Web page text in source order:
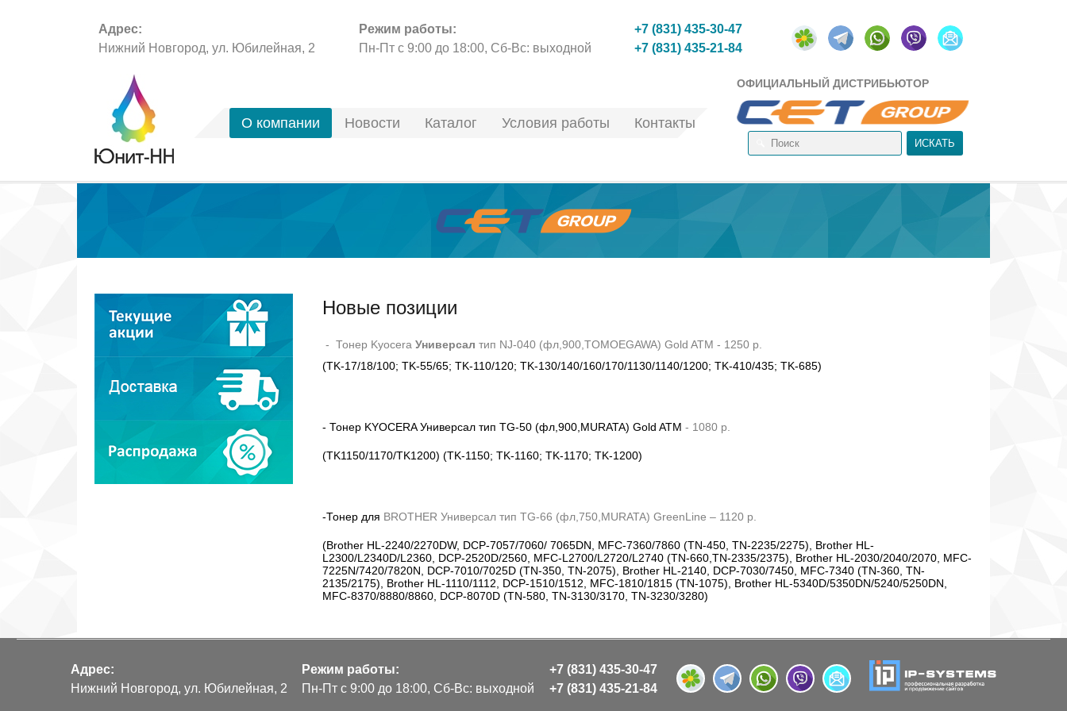
Адрес:
Нижний Новгород, ул. Юбилейная, 2
Режим работы:
Пн-Пт с 9:00 до 18:00, Сб-Вс: выходной
+7 (831) 435-30-47
+7 (831) 435-21-84
О компании Новости Каталог Условия работы Контакты
ОФИЦИАЛЬНЫЙ ДИСТРИБЬЮТОР
Новые позиции
- Тонер Kyocera Универсал тип NJ-040 (фл,900,TOMOEGAWA) Gold ATM - 1250 р.
(TK-17/18/100; TK-55/65; TK-110/120; TK-130/140/160/170/1130/1140/1200; TK-410/435; TK-685)
- Тонер KYOCERA Универсал тип TG-50 (фл,900,MURATA) Gold ATM - 1080 р.
(TK1150/1170/TK1200) (TK-1150; TK-1160; TK-1170; TK-1200)
-Тонер для BROTHER Универсал тип TG-66 (фл,750, MURATA) GreenLine – 1120 р.
(Brother HL-2240/2270DW, DCP-7057/7060/ 7065DN, MFC-7360/7860 (TN-450, TN-2235/2275), Brother HL-
L2300/L2340D/L2360, DCP-2520D/2560, MFC-L2700/L2720/L2740 (TN-660,TN-2335/2375), Brother HL-2030/2040/2070, MFC-
7225N/7420/7820N, DCP-7010/7025D (TN-350, TN-2075), Brother HL-2140, DCP-7030/7450, MFC-7340 (TN-360, TN-
2135/2175), Brother HL-1110/1112, DCP-1510/1512, MFC-1810/1815 (TN-1075), Brother HL-5340D/5350DN/5240/5250DN,
MFC-8370/8880/8860, DCP-8070D (TN-580, TN-3130/3170, TN-3230/3280)
Адрес:
Нижний Новгород, ул. Юбилейная, 2
Режим работы:
Пн-Пт с 9:00 до 18:00, Сб-Вс: выходной
+7 (831) 435-30-47
+7 (831) 435-21-84